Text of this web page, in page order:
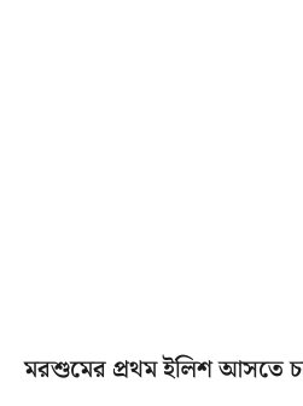
মরশুমের প্রথম ইলিশ আসতে